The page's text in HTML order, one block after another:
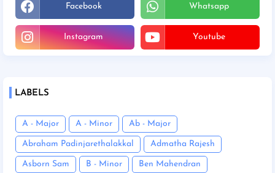
Facebook Whatsapp
Instagram Youtube
LABELS
A - Major A - Minor Ab - Major
Abraham Padinjarethalakkal Admatha Rajesh
Asborn Sam B - Minor Ben Mahendran